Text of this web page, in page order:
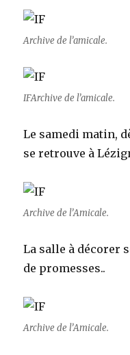
Archive de l’amicale.
IFArchive de l’amicale.
Le samedi matin,
se retrouve à
Archive de l’Amicale.
La salle à décorer
de promesses..
Archive de l’Amicale.